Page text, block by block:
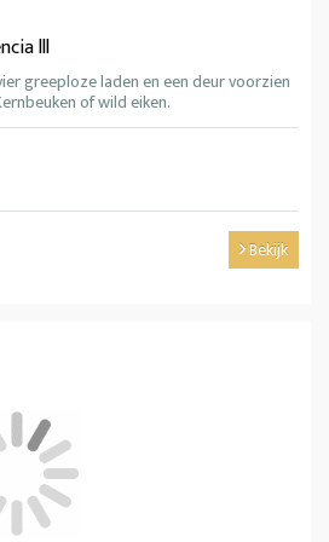
lll
greeploze laden en een deur voorzien
of wild eiken.
Bekijk